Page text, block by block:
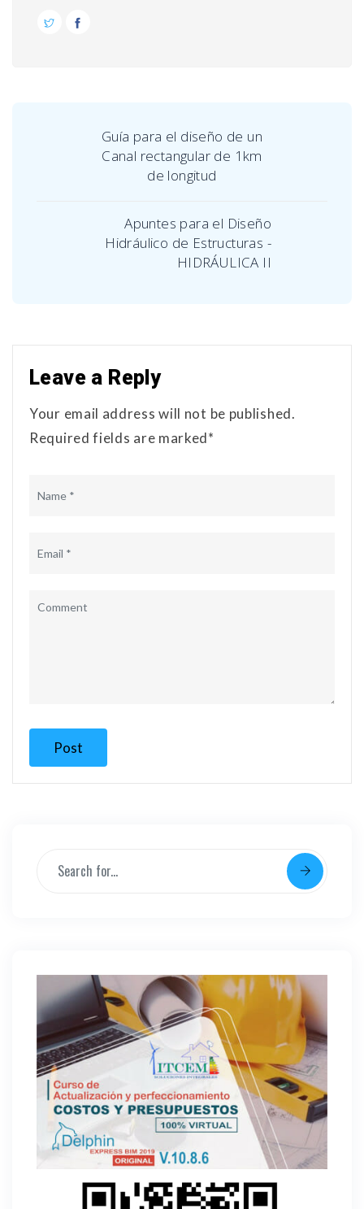
Guía para el diseño de un
Canal rectangular de 1km
de longitud
Apuntes para el Diseño
Hidráulico de Estructuras -
HIDRÁULICA II
Leave a Reply
Your email address will not be published.
Required fields are marked*